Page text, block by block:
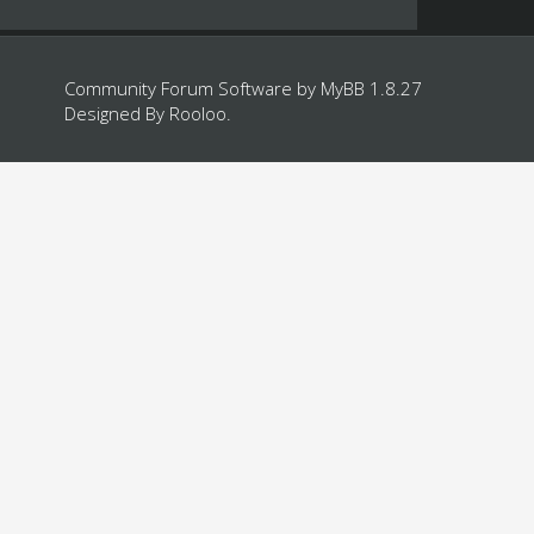
Community Forum Software by MyBB 1.8.27
Designed By Rooloo.